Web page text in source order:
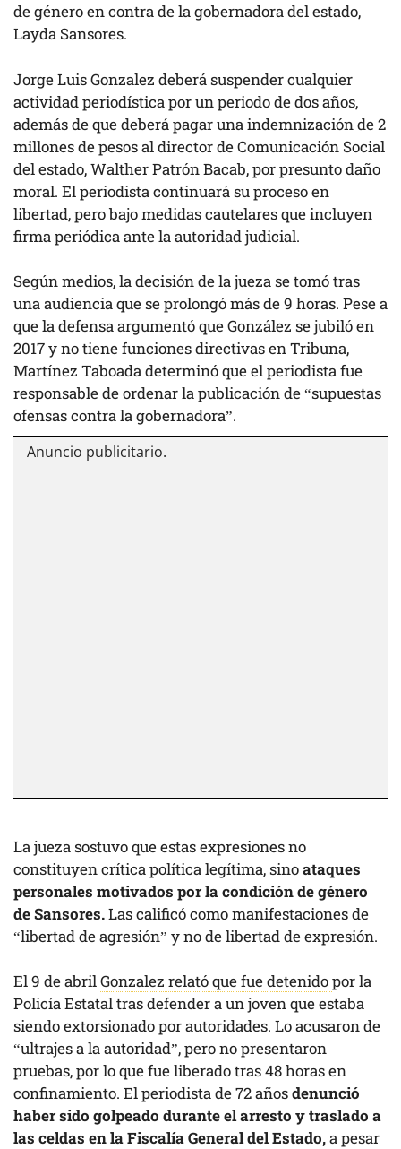
de géneroen contra de la gobernadora del estado,
Layda Sansores.
Jorge Luis Gonzalez deberá suspender cualquier
actividad periodística por un periodo de dos años,
además de que deberá pagar una indemnización de 2
millones de pesos al director de Comunicación Social
del estado, Walther Patrón Bacab, por presunto daño
moral. El periodista continuará su proceso en
libertad, pero bajo medidas cautelares que incluyen
firma periódica ante la autoridad judicial.
Según medios, la decisión de la jueza se tomó tras
una audiencia que se prolongó más de 9 horas. Pese a
que la defensa argumentó que González se jubiló en
2017 y no tiene funciones directivas en Tribuna,
Martínez Taboada determinó que el periodista fue
responsable de ordenar la publicación de “supuestas
ofensas contra la gobernadora”.
La jueza sostuvo que estas expresiones no
constituyen crítica política legítima, sinoataques
personales motivados por la condición de género
de Sansores.Las calificó como manifestaciones de
“libertad de agresión” y no de libertad de expresión.
El 9 de abrilGonzalez relató que fue detenidopor la
Policía Estatal tras defender a un joven que estaba
siendo extorsionado por autoridades. Lo acusaron de
“ultrajes a la autoridad”, pero no presentaron
pruebas, por lo que fue liberado tras 48 horas en
confinamiento. El periodista de 72 añosdenunció
haber sido golpeado durante el arresto y traslado a
las celdas en la Fiscalía General del Estado,a pesar